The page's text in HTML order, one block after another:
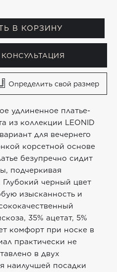
Определить свой размер
удлиненное платье-
из коллекции LEONID
для вечернего
корсетной основе
безупречно сидит
подчеркивая
Глубокий черный цвет
изысканность и
35% ацетат, 5%
комфорт при носке в
практически не
в двух
наилучшей посадки
В КОРЗИНУ